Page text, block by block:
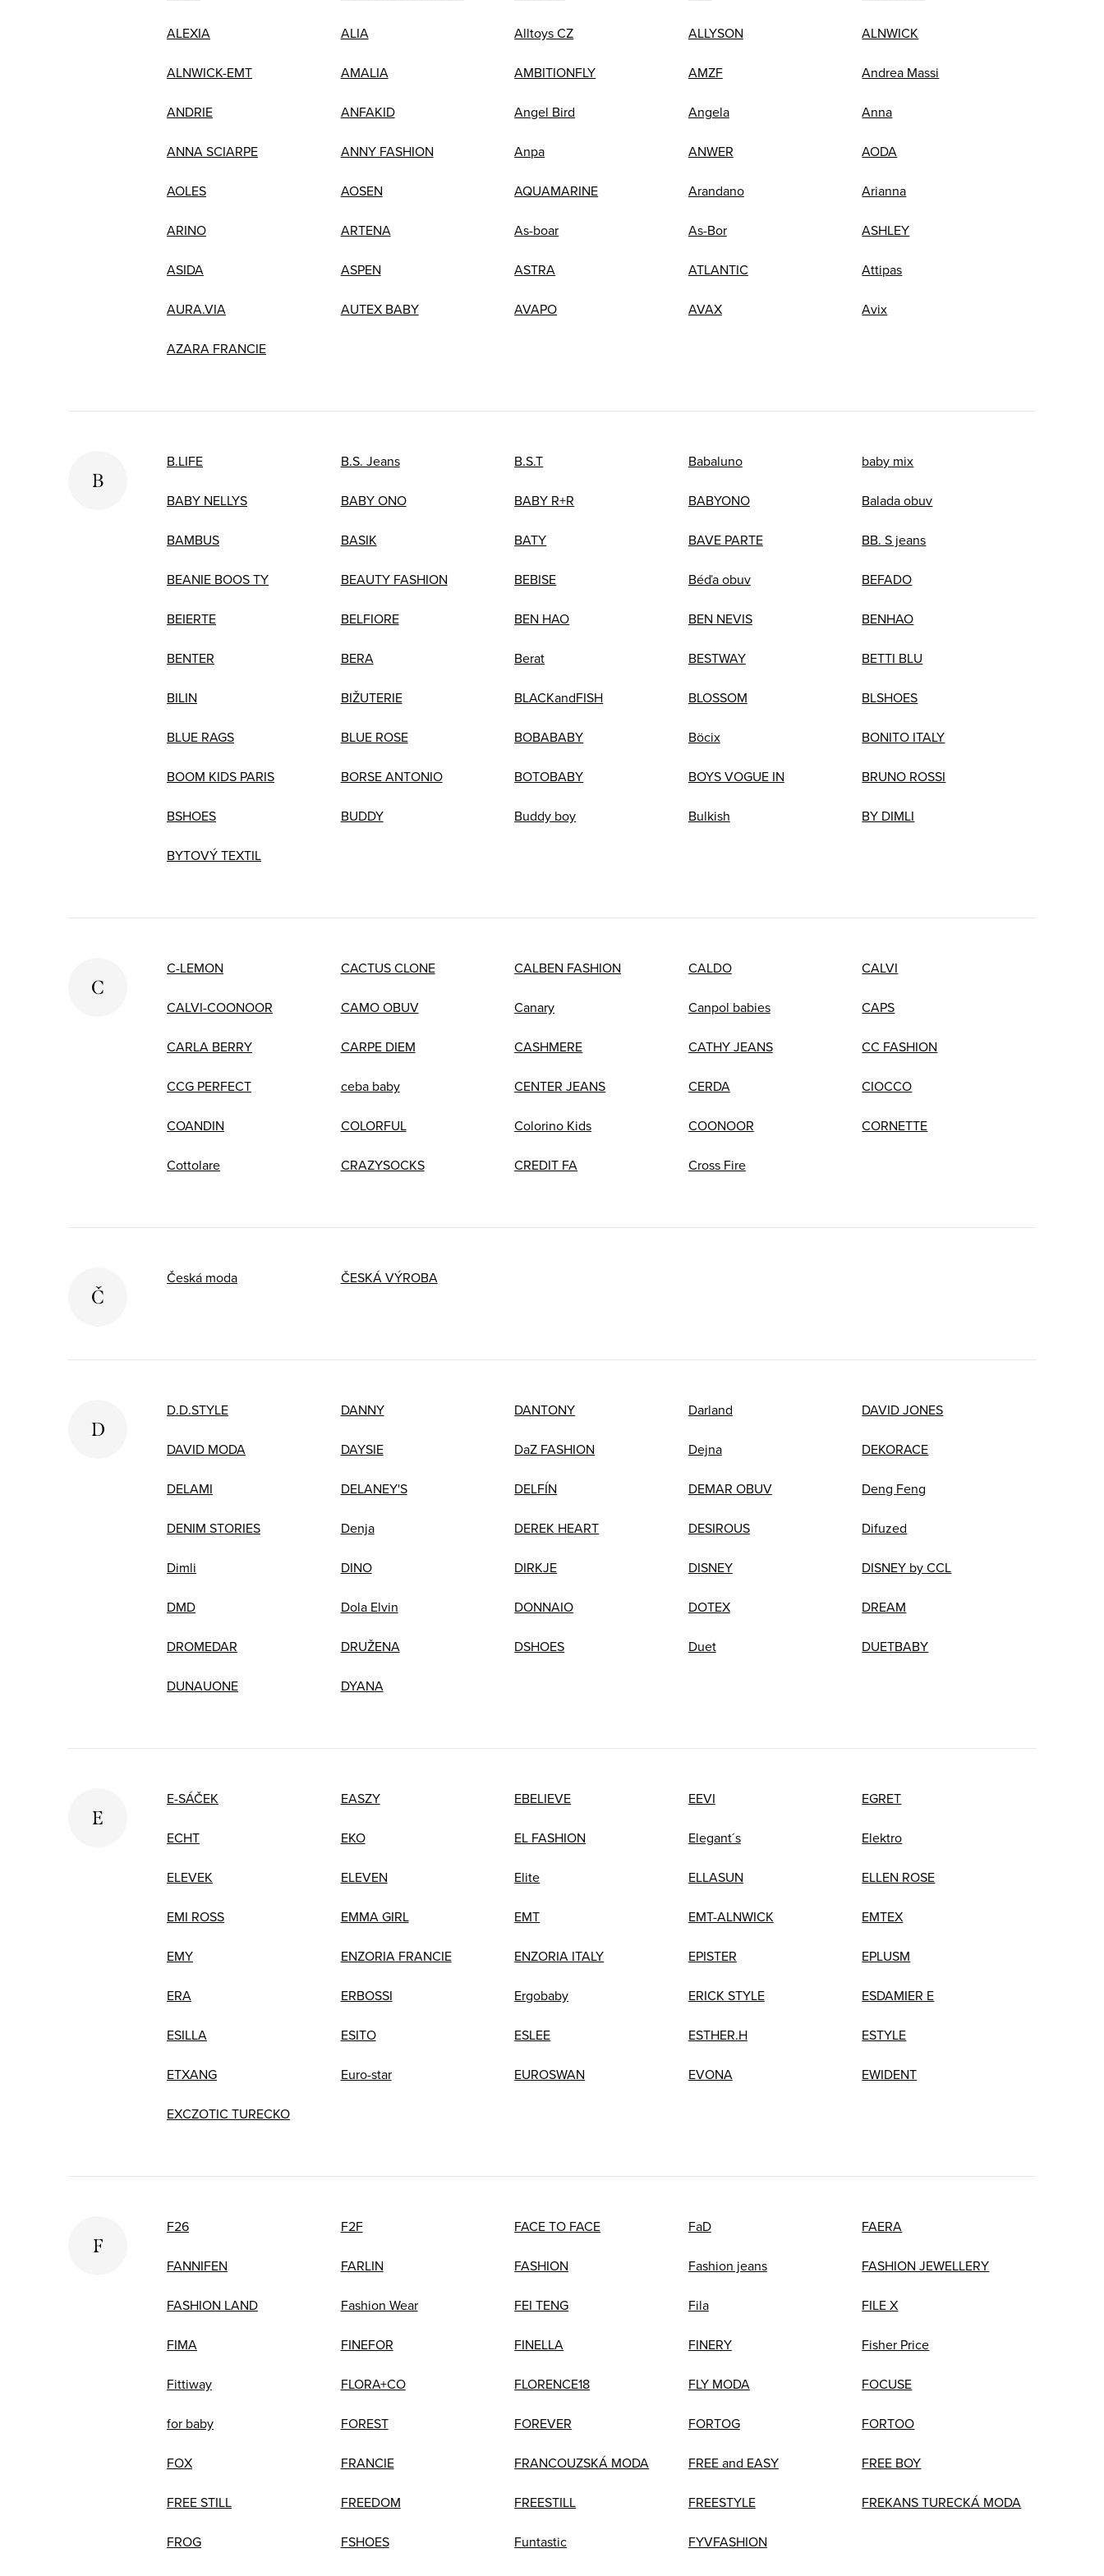
ALEXIA ALIA Alltoys CZ ALLYSON ALNWICK
ALNWICK-EMT AMALIA AMBITIONFLY AMZF Andrea Massi
ANDRIE ANFAKID Angel Bird Angela Anna
ANNA SCIARPE ANNY FASHION Anpa ANWER AODA
AOLES AOSEN AQUAMARINE Arandano Arianna
ARINO ARTENA As-boar As-Bor ASHLEY
ASIDA ASPEN ASTRA ATLANTIC Attipas
AURA.VIA AUTEX BABY AVAPO AVAX Avix
AZARA FRANCIE
B
B.LIFE B.S. Jeans B.S.T Babaluno baby mix
BABY NELLYS BABY ONO BABY R+R BABYONO Balada obuv
BAMBUS BASIK BATY BAVE PARTE BB. S jeans
BEANIE BOOS TY BEAUTY FASHION BEBISE Béďa obuv BEFADO
BEIERTE BELFIORE BEN HAO BEN NEVIS BENHAO
BENTER BERA Berat BESTWAY BETTI BLU
BILIN BIŽUTERIE BLACKandFISH BLOSSOM BLSHOES
BLUE RAGS BLUE ROSE BOBABABY Böcix BONITO ITALY
BOOM KIDS PARIS BORSE ANTONIO BOTOBABY BOYS VOGUE IN BRUNO ROSSI
BSHOES BUDDY Buddy boy Bulkish BY DIMLI
BYTOVÝ TEXTIL
C
C-LEMON CACTUS CLONE CALBEN FASHION CALDO CALVI
CALVI-COONOOR CAMO OBUV Canary Canpol babies CAPS
CARLA BERRY CARPE DIEM CASHMERE CATHY JEANS CC FASHION
CCG PERFECT ceba baby CENTER JEANS CERDA CIOCCO
COANDIN COLORFUL Colorino Kids COONOOR CORNETTE
Cottolare CRAZYSOCKS CREDIT FA Cross Fire
Č
Česká moda ČESKÁ VÝROBA
D
D.D.STYLE DANNY DANTONY Darland DAVID JONES
DAVID MODA DAYSIE DaZ FASHION Dejna DEKORACE
DELAMI DELANEY'S DELFÍN DEMAR OBUV Deng Feng
DENIM STORIES Denja DEREK HEART DESIROUS Difuzed
Dimli DINO DIRKJE DISNEY DISNEY by CCL
DMD Dola Elvin DONNAIO DOTEX DREAM
DROMEDAR DRUŽENA DSHOES Duet DUETBABY
DUNAUONE DYANA
E
E-SÁČEK EASZY EBELIEVE EEVI EGRET
ECHT EKO EL FASHION Elegant´s Elektro
ELEVEK ELEVEN Elite ELLASUN ELLEN ROSE
EMI ROSS EMMA GIRL EMT EMT-ALNWICK EMTEX
EMY ENZORIA FRANCIE ENZORIA ITALY EPISTER EPLUSM
ERA ERBOSSI Ergobaby ERICK STYLE ESDAMIER E
ESILLA ESITO ESLEE ESTHER.H ESTYLE
ETXANG Euro-star EUROSWAN EVONA EWIDENT
EXCZOTIC TURECKO
F
F26 F2F FACE TO FACE FaD FAERA
FANNIFEN FARLIN FASHION Fashion jeans FASHION JEWELLERY
FASHION LAND Fashion Wear FEI TENG Fila FILE X
FIMA FINEFOR FINELLA FINERY Fisher Price
Fittiway FLORA+CO FLORENCE18 FLY MODA FOCUSE
for baby FOREST FOREVER FORTOG FORTOO
FOX FRANCIE FRANCOUZSKÁ MODA FREE and EASY FREE BOY
FREE STILL FREEDOM FREESTILL FREESTYLE FREKANS TURECKÁ MODA
FROG FSHOES Funtastic FYVFASHION